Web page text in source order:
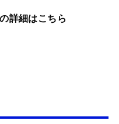
詳細はこちら